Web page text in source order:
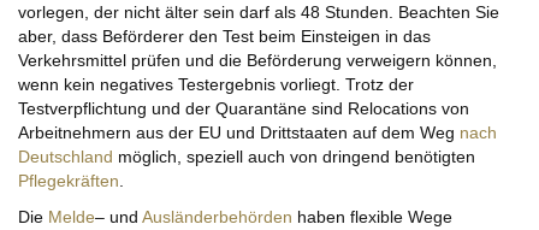
vorlegen, der nicht älter sein darf als 48 Stunden. Beachten Sie
aber, dass Beförderer den Test beim Einsteigen in das
Verkehrsmittel prüfen und die Beförderung verweigern können,
wenn kein negatives Testergebnis vorliegt. Trotz der
Testverpflichtung und der Quarantäne sind Relocations von
Arbeitnehmern aus der EU und Drittstaaten auf dem Weg nach
Deutschland möglich, speziell auch von dringend benötigten
Pflegekräften
Die Melde– und Ausländerbehörden haben flexible Wege